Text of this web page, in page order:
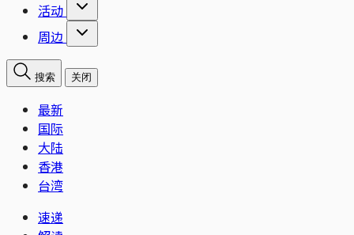
活动
周边
搜索 关闭
最新
国际
大陆
香港
台湾
速递